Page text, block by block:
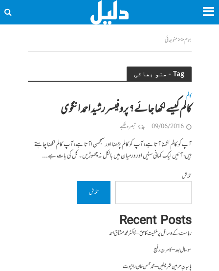
ہوم<<منو بھائی
Tag - منو بھائی
کالم
کالم کیسے لکھا جائے؟ پروفیسر رشید احمد انگوی
09/06/2016 تبصرہ لکھیے
آپ کو کالم لکھنا آتا ہے؛ آپ کو کالم پڑھنا اور سمجھن اآتا ہے؛ آپ کالم لکھنا چاہتے
ہیں؛ آئیں ایک کہانی سنیں اور درمیان میں بالکل نہ چھوڑیں۔ کل کی بات ہے...
تلاش
تلاش
Recent Posts
ریاست کے وسائل پر ملکیت کا حق – ڈاکٹر محمد مشتاق احمد
سو سال بعد – کامران رفیع
پاسبانِ حرمین شریفین – محمد محسن خان راجپوت